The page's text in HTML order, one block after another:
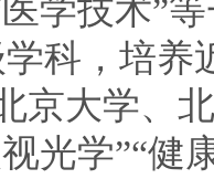
学技术”
科，培
京大学、
光学”“健